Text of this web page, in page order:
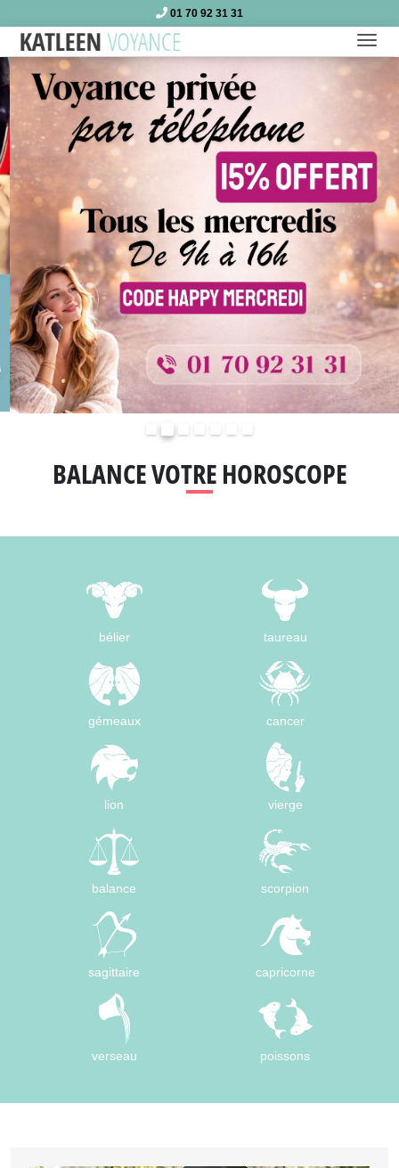
01 70 92 31 31
BALANCE VOTRE HOROSCOPE
bélier taureau
gémeaux cancer
lion vierge
balance scorpion
sagittaire capricorne
verseau poissons